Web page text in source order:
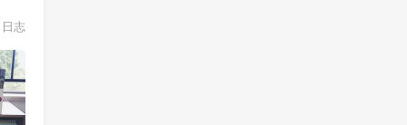
日志